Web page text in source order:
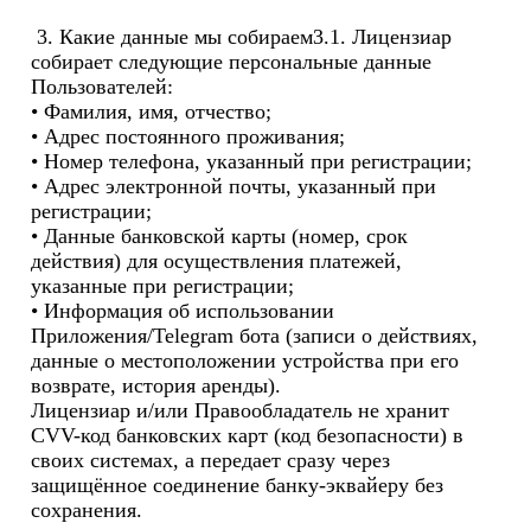
3. Какие данные мы собираем3.1. Лицензиар
собирает следующие персональные данные
Пользователей:
• Фамилия, имя, отчество;
• Адрес постоянного проживания;
• Номер телефона, указанный при регистрации;
• Адрес электронной почты, указанный при
регистрации;
• Данные банковской карты (номер, срок
действия) для осуществления платежей,
указанные при регистрации;
• Информация об использовании
Приложения/Telegram бота (записи о действиях,
данные о местоположении устройства при его
возврате, история аренды).
Лицензиар и/или Правообладатель не хранит
CVV-код банковских карт (код безопасности) в
своих системах, а передает сразу через
защищённое соединение банку-эквайеру без
сохранения.